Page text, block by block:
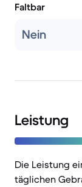
Faltbar
Nein
Leistung
Die Leistung
täglichen